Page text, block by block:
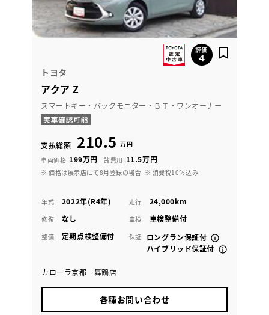
トヨタ
アクア Z
スマートキー・バックモニター・ＢＴ・ワンオーナー
支払総額 210.5 万円
車両価格 199万円 諸費用 11.5万円
※ 価格は展示店にて8月登録の場合 ※ 消費税10％込み
年式 2022年(R4年) 走行 24,000km
修復 なし 車検 車検整備付
整備 定期点検整備付 保証
ロングラン保証付
ハイブリッド保証付
カローラ京都 舞鶴店
各種お問い合わせ